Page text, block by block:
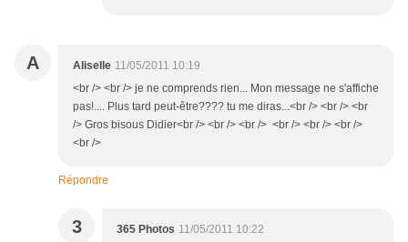
A Aliselle 11/05/2011 10:19
<br /> <br /> je ne comprends rien... Mon message ne s'affiche
pas!.... Plus tard peut-être???? tu me diras...<br /> <br /> <br
/> Gros bisous Didier<br /> <br /> <br /> <br /> <br /> <br />
<br />
Répondre
3 365 Photos 11/05/2011 10:22